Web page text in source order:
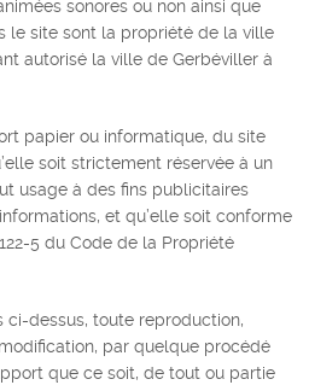
sonores ou non ainsi que
le site sont la propriété de la ville
autorisé la ville de Gerbéviller à
papier ou informatique, du site
soit strictement réservée à un
usage à des fins publicitaires
et qu’elle soit conforme
5 du Code de la Propriété
ci-dessus, toute reproduction,
par quelque procédé
que ce soit, de tout ou partie